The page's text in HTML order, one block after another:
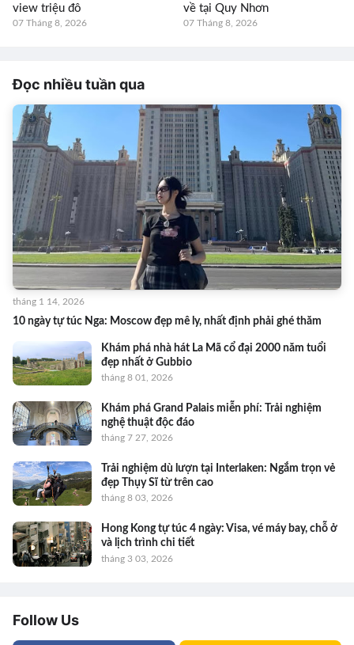
view triệu đô
07 Tháng 8, 2026
về tại Quy Nhơn
07 Tháng 8, 2026
Đọc nhiều tuần qua
10 ngày tự túc Nga: Moscow đẹp mê ly, nhất định phải ghé thăm
tháng 1 14, 2026
Khám phá nhà hát La Mã cổ đại 2000 năm tuổi
đẹp nhất ở Gubbio
tháng 8 01, 2026
Khám phá Grand Palais miễn phí: Trải nghiệm
nghệ thuật độc đáo
tháng 7 27, 2026
Trải nghiệm dù lượn tại Interlaken: Ngắm trọn vẻ
đẹp Thụy Sĩ từ trên cao
tháng 8 03, 2026
Hong Kong tự túc 4 ngày: Visa, vé máy bay, chỗ ở
và lịch trình chi tiết
tháng 3 03, 2026
Follow Us